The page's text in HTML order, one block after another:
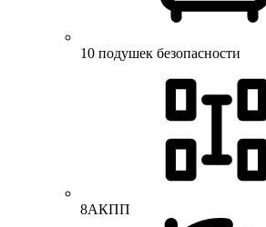
10 подушек безопасности
8АКПП